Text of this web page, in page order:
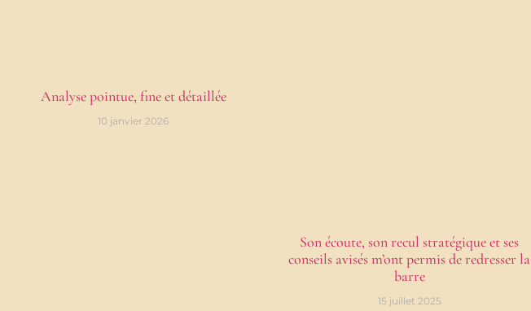
Analyse pointue, fine et détaillée
10 janvier 2026
Son écoute, son recul stratégique et ses
conseils avisés m’ont permis de redresser la
barre
15 juillet 2025